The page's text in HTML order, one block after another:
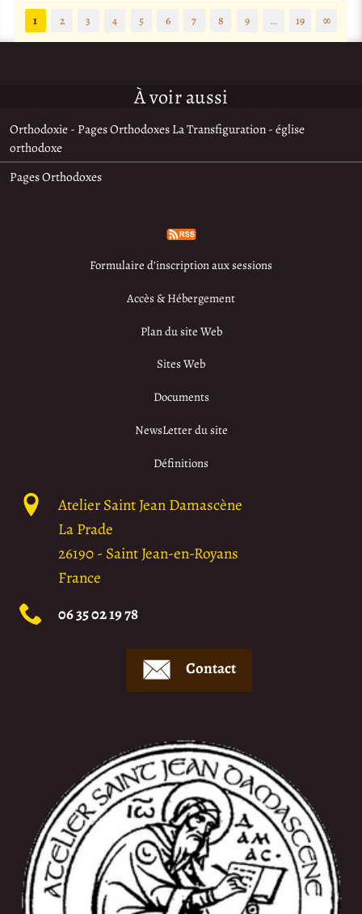
1
2 3 4 5 6 7 8 9 … 19 ∞
À voir aussi
Orthodoxie - Pages Orthodoxes La Transfiguration - église
orthodoxe
Pages Orthodoxes
Formulaire d’inscription aux sessions
Accès & Hébergement
Plan du site Web
Sites Web
Documents
NewsLetter du site
Définitions
Atelier Saint Jean Damascène
La Prade
26190- Saint Jean-en-Royans
France
06 35 02 19 78
Contact